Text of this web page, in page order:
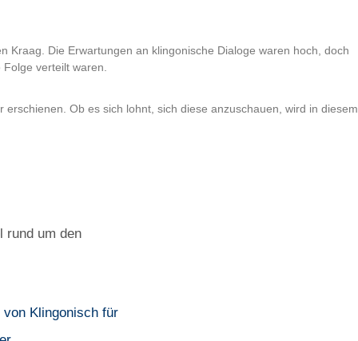
Kraag. Die Erwartungen an klingonische Dialoge waren hoch, doch
verteilt waren.
Ob es sich lohnt, sich diese anzuschauen, wird in diesem
rund um den